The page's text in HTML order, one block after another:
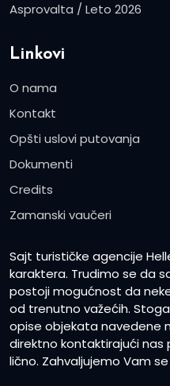
Asprovalta / Leto 2026
Linkovi
O nama
Kontakt
Opšti uslovi putovanja
Dokumenti
Credits
Zamanski vaučeri
Sajt turističke agencije
karaktera. Trudimo se da
postoji mogućnost da
od trenutno važećih.
opise objekata navedene
direktno kontaktirajući
lično. Zahvaljujemo Vam